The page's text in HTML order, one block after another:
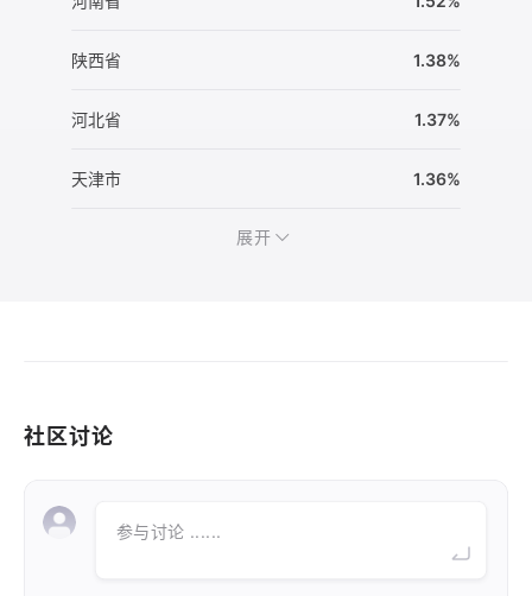
陕西省 1.38%
河北省 1.37%
天津市 1.36%
展开
社区讨论
参与讨论 ......